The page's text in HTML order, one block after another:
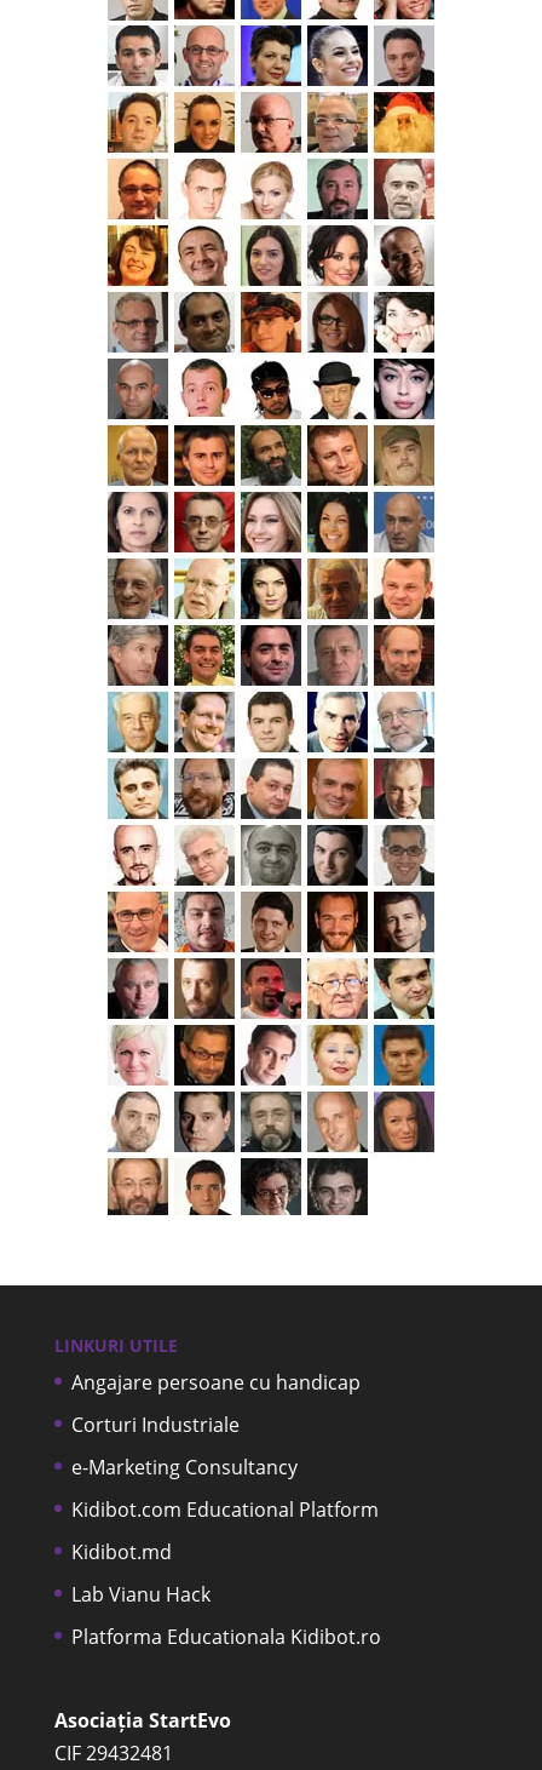
LINKURI UTILE
Angajare persoane cu handicap
Corturi Industriale
e-Marketing Consultancy
Kidibot.com Educational Platform
Kidibot.md
Lab Vianu Hack
Platforma Educationala Kidibot.ro
Asociația StartEvo
CIF 29432481